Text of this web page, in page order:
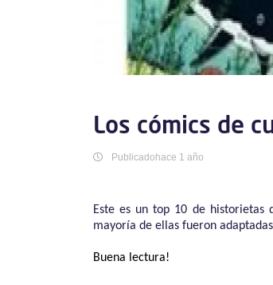
Los cómics de
Publicadohace 1 año
Este es un top 10 de historietas
mayoría de ellas fueron
Buena lectura!